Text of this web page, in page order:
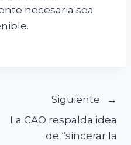
necesaria sea
Siguiente
La CAO respalda idea
de “sincerar la